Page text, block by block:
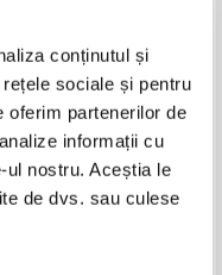
conținutul și
sociale și pentru
oferim partenerilor de
informații cu
nostru. Aceștia le
de dvs. sau culese
Lovinescu - Diagonale
Pret:35,00Lei 24,50 Lei